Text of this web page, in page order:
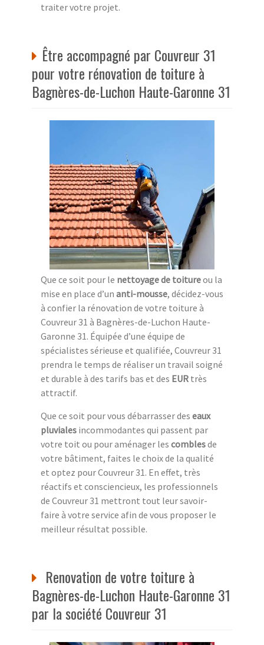
traiter votre projet.
Être accompagné par Couvreur 31
pour votre rénovation de toiture à
Bagnères-de-Luchon Haute-Garonne 31
Que ce soit pour le nettoyage de toitureou la
mise en place d’un anti-mousse, décidez-vous
à confier la rénovation de votre toiture à
Couvreur 31 à Bagnères-de-Luchon Haute-
Garonne 31. Équipée d’une équipe de
spécialistes sérieuse et qualifiée, Couvreur 31
prendra le temps de réaliser un travail soigné
et durable à des tarifs bas et des EUR très
attractif.
Que ce soit pour vous débarrasser des eaux
pluviales incommodantes qui passent par
votre toit ou pour aménager les comblesde
votre bâtiment, faites le choix de la qualité
et optez pour Couvreur 31. En effet, très
réactifs et consciencieux, les professionnels
de Couvreur 31 mettront tout leur savoir-
faire à votre service afin de vous proposer le
meilleur résultat possible.
Renovation de votre toiture à
Bagnères-de-Luchon Haute-Garonne 31
par la société Couvreur 31